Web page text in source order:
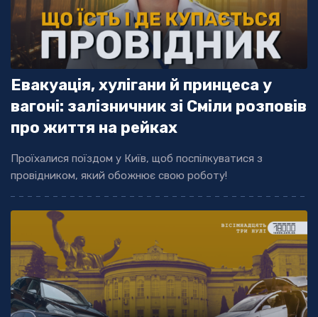
Евакуація, хулігани й принцеса у
вагоні: залізничник зі Сміли розповів
про життя на рейках
Проїхалися поїздом у Київ, щоб поспілкуватися з
провідником, який обожнює свою роботу!